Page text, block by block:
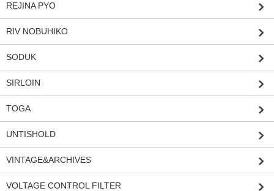
REJINA PYO
RIV NOBUHIKO
SODUK
SIRLOIN
TOGA
UNTISHOLD
VINTAGE&ARCHIVES
VOLTAGE CONTROL FILTER